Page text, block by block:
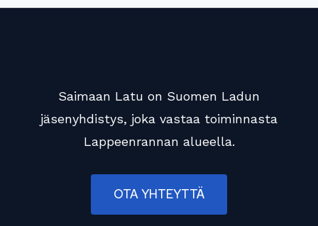
Saimaan Latu on Suomen Ladun
jäsenyhdistys, joka vastaa toiminnasta
Lappeenrannan alueella.
OTA YHTEYTTÄ